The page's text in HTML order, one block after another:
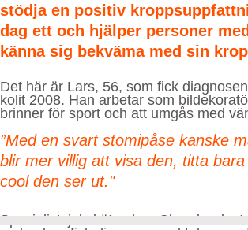
stödja en positiv
dag ett och hjälper personer
känna sig bekväma med sin
Det här är Lars, 56, som fick
kolit 2008. Han arbetar som
brinner för sport och att umgås med
”Med en svart stomipåse kanske
blir mer villig att visa den, titta
cool den ser ut."
Specialistsjuksköterskan Clare har levt